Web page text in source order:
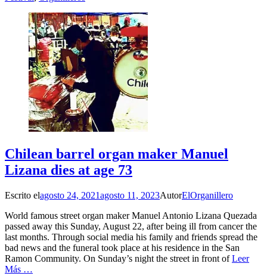
Chilean barrel organ maker Manuel
Lizana dies at age 73
Escrito elagosto 24, 2021agosto 11, 2023AutorElOrganillero
World famous street organ maker Manuel Antonio Lizana Quezada
passed away this Sunday, August 22, after being ill from cancer the
last months. Through social media his family and friends spread the
bad news and the funeral took place at his residence in the San
Ramon Community. On Sunday’s night the street in front ofLeer
Más …